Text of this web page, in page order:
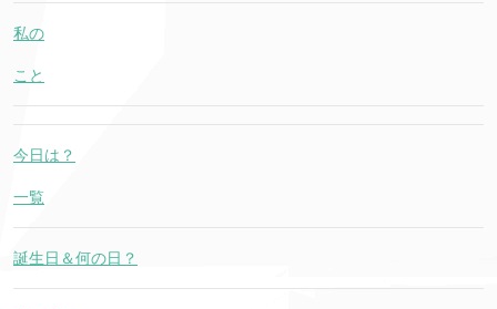
私の
こと
今日は？
一覧
誕生日＆何の日？